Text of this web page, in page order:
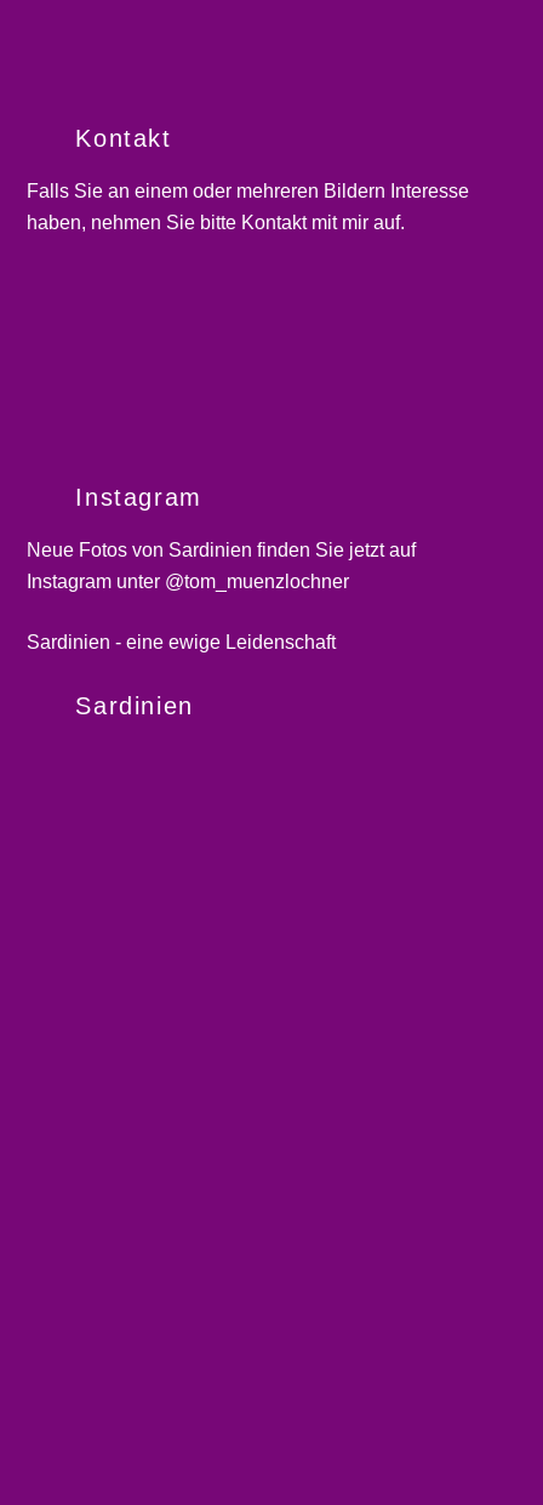
Kontakt
Falls Sie an einem oder mehreren Bildern Interesse
haben, nehmen Sie bitte Kontaktmit mir auf.
Instagram
Neue Fotos von Sardinien finden Sie jetzt auf
Instagram unter @tom_muenzlochner
Sardinien - eine ewige Leidenschaft
Sardinien